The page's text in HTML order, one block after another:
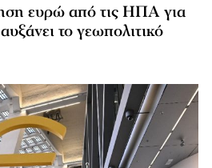
ευρώ από τις ΗΠΑ για
το γεωπολιτικό